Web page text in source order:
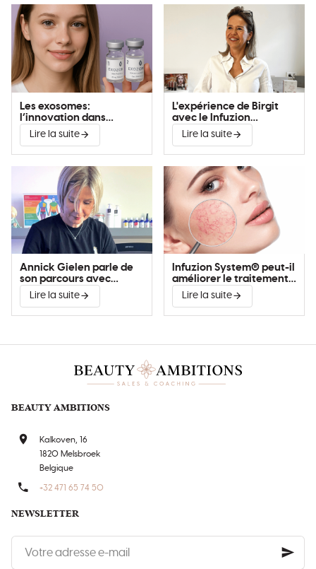
Les exosomes:
l’innovation dans
l’amélioration de la peau
Lire la suite
L'expérience de Birgit
avec le Infuzion
System®
Lire la suite
Annick Gielen parle de
son parcours avec
Infuzion System®
Lire la suite
Infuzion System® peut-il
améliorer le traitement
de la couperose?
Lire la suite
NEWSLETTER
Votre
adresse
BEAUTY AMBITIONS
Kalkoven, 16
1820 Melsbroek
Belgique
+32 471 65 74 50